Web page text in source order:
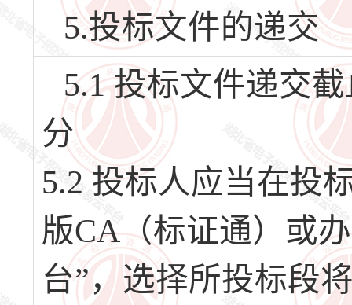
5.投标文件的递交
5.1 投标文件递交
分
5.2 投标人应当在投
版CA（标证通）或
台”，选择所投标段